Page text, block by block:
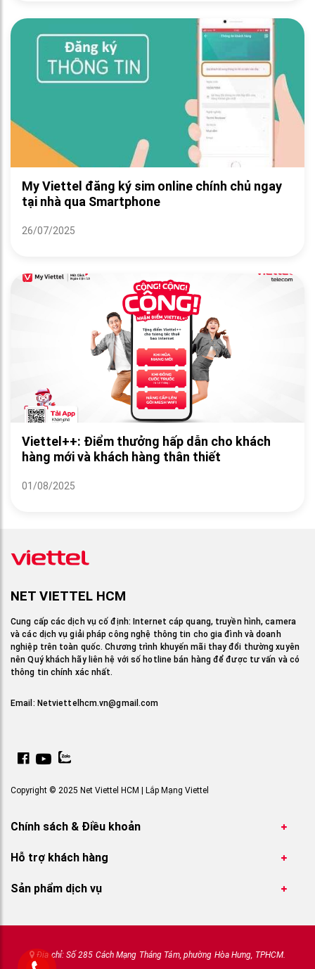
My Viettel đăng ký sim online chính chủ ngay
tại nhà qua Smartphone
26/07/2025
Viettel++: Điểm thưởng hấp dẫn cho khách
hàng mới và khách hàng thân thiết
01/08/2025
NET VIETTEL HCM
Cung cấp các dịch vụ cố định: Internet cáp quang, truyền hình, camera
và các dịch vụ giải pháp công nghệ thông tin cho gia đình và doanh
nghiệp trên toàn quốc. Chương trình khuyến mãi thay đổi thường xuyên
nên Quý khách hãy liên hệ với số hotline bán hàng để được tư vấn và có
thông tin chính xác nhất.
Email: Netviettelhcm.vn@gmail.com
Copyright © 2025 Net Viettel HCM | Lắp Mạng Viettel
Chính sách & Điều khoản
Hỗ trợ khách hàng
Sản phẩm dịch vụ
Địa chỉ: Số 285 Cách Mạng Tháng Tám, phường Hòa Hưng, TPHCM.